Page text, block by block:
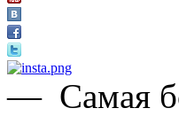
— Самая